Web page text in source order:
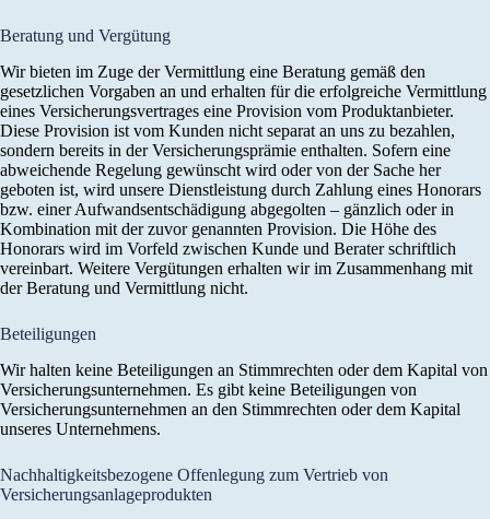
Beratung und Vergütung
Wir bieten im Zuge der Vermittlung eine Beratung gemäß den
gesetzlichen Vorgaben an und erhalten für die erfolgreiche Vermittlung
eines Versicherungsvertrages eine Provision vom Produktanbieter.
Diese Provision ist vom Kunden nicht separat an uns zu bezahlen,
sondern bereits in der Versicherungsprämie enthalten. Sofern eine
abweichende Regelung gewünscht wird oder von der Sache her
geboten ist, wird unsere Dienstleistung durch Zahlung eines Honorars
bzw. einer Aufwandsentschädigung abgegolten – gänzlich oder in
Kombination mit der zuvor genannten Provision. Die Höhe des
Honorars wird im Vorfeld zwischen Kunde und Berater schriftlich
vereinbart. Weitere Vergütungen erhalten wir im Zusammenhang mit
der Beratung und Vermittlung nicht.
Beteiligungen
Wir halten keine Beteiligungen an Stimmrechten oder dem Kapital von
Versicherungsunternehmen. Es gibt keine Beteiligungen von
Versicherungsunternehmen an den Stimmrechten oder dem Kapital
unseres Unternehmens.
Nachhaltigkeitsbezogene Offenlegung zum Vertrieb von
Versicherungsanlageprodukten